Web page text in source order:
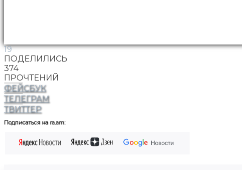
19
ПОДЕЛИЛИСЬ
374
ПРОЧТЕНИЙ
ФЕЙСБУК
ТЕЛЕГРАМ
ТВИТТЕР
Подписаться на ra.am: